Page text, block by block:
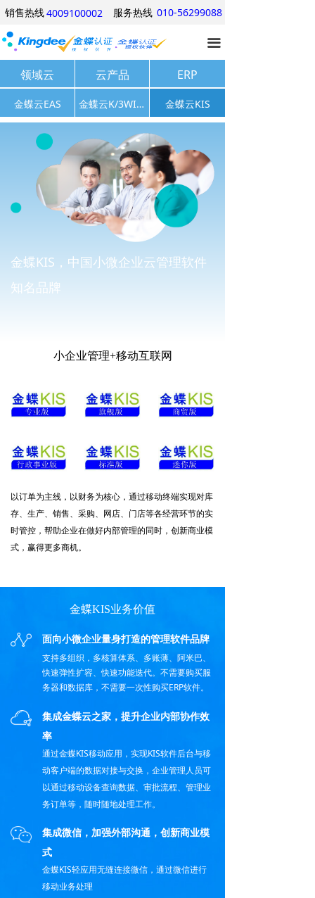
销售热线4009100002 010-56299088
服务热线
끀
网站首页
产品中心
行业方案
经典案例
关于我们
优惠信息
产品试用
金蝶KIS，中国小微企业云管理软件
知名品牌
小企业管理+移动互联网
以订单为主线，以财务为核心，通过移动终端实现对库
存、生产、销售、采购、网店、门店等各经营环节的实
时管控，帮助企业在做好内部管理的同时，创新商业模
式，赢得更多商机。
金蝶KIS业务价值
支持多组织，多核算体系、多账薄、阿米巴、
快速弹性扩容、快速功能迭代。不需要购买服
务器和数据库，不需要一次性购买ERP软件。
集成微信，加强外部沟通，创新商业模
式
通过金蝶KIS移动应用，实现KIS软件后台与移
动客户端的数据对接与交换，企业管理人员可
以通过移动设备查询数据、审批流程、管理业
务订单等，随时随地处理工作。
面向小微企业量身打造的管理软件品牌
金蝶KIS轻应用无缝连接微信，通过微信进行
移动业务处理
集成金蝶云之家，提升企业内部协作效
率
领域云 云产品 ERP
金蝶云EAS 金蝶云K/3WISE 金蝶云KIS